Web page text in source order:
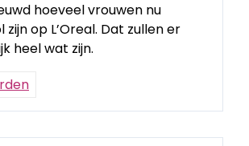
hoeveel vrouwen nu
zijn op L’Oreal. Dat zullen er
heel wat zijn.